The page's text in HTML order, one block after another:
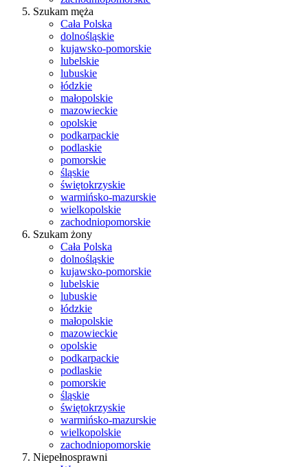
Szukam męża
Cała Polska
dolnośląskie
kujawsko-pomorskie
lubelskie
lubuskie
łódzkie
małopolskie
mazowieckie
opolskie
podkarpackie
podlaskie
pomorskie
śląskie
świętokrzyskie
warmińsko-mazurskie
wielkopolskie
zachodniopomorskie
Szukam żony
Cała Polska
dolnośląskie
kujawsko-pomorskie
lubelskie
lubuskie
łódzkie
małopolskie
mazowieckie
opolskie
podkarpackie
podlaskie
pomorskie
śląskie
świętokrzyskie
warmińsko-mazurskie
wielkopolskie
zachodniopomorskie
Niepełnosprawni